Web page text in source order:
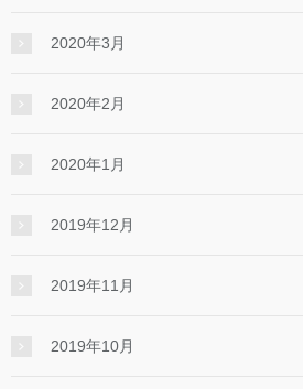
2020年3月
2020年2月
2020年1月
2019年12月
2019年11月
2019年10月